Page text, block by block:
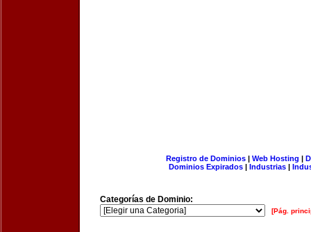
Registro de Dominios| Web Hosting |
Dominios Expirados | Industrias |
Categorías de Dominio:
[Pág.